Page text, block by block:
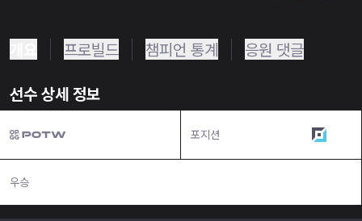
프로빌드 챔피언 통계 응원 댓글
선수 상세 정보
포지션
우승